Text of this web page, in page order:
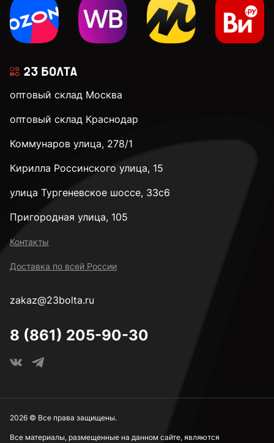
оптовый склад Москва
оптовый склад Краснодар
Коммунаров улица, 278/1
Кирилла Россинского улица, 15
улица Тургеневское шоссе, 33с6
Пригородная улица, 105
Контакты
Доставка по всей России
zakaz@23bolta.ru
8 (861) 205-90-30
Все материалы, размещенные на данном сайте, являются
2026 © Все права защищены.